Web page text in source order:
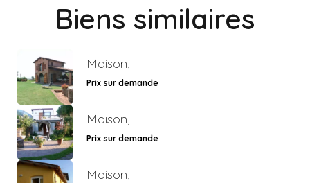
Biens similaires
Maison,
Prix sur demande
Maison,
Prix sur demande
Maison,